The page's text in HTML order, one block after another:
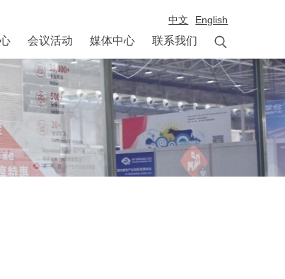
中文 English
会议活动 媒体中心 联系我们 